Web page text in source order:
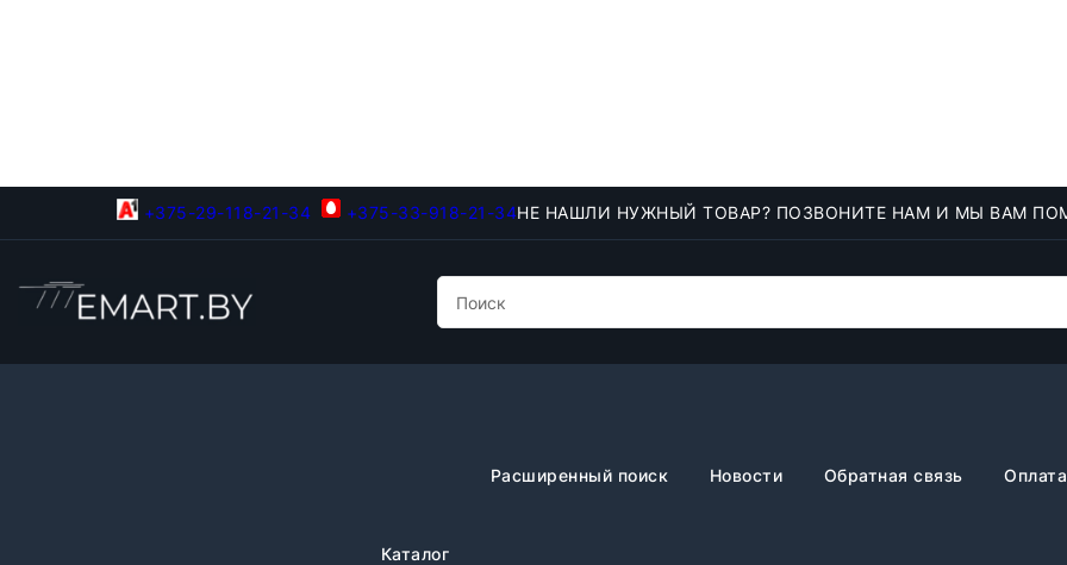
+375-29-118-21-34 +375-33-918-21-34НЕ НАШЛИ НУЖНЫЙ ТОВАР? ПОЗВОНИТЕ НАМ И МЫ ВАМ
Каталог
Расширенный поиск Новости Обратная связь